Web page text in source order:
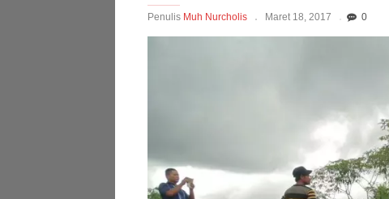
Penulis Muh Nurcholis Maret 18, 2017 0